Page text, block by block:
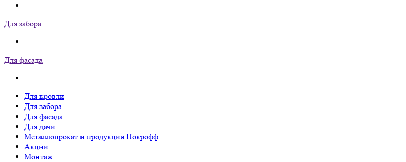
Для забора
Для фасада
Для кровли
Для забора
Для фасада
Для дачи
Металлопрокат и продукция Покрофф
Акции
Монтаж